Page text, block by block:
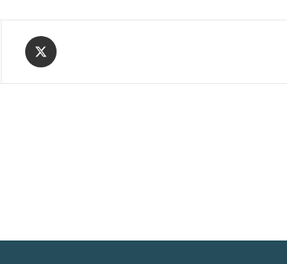
Opens
in